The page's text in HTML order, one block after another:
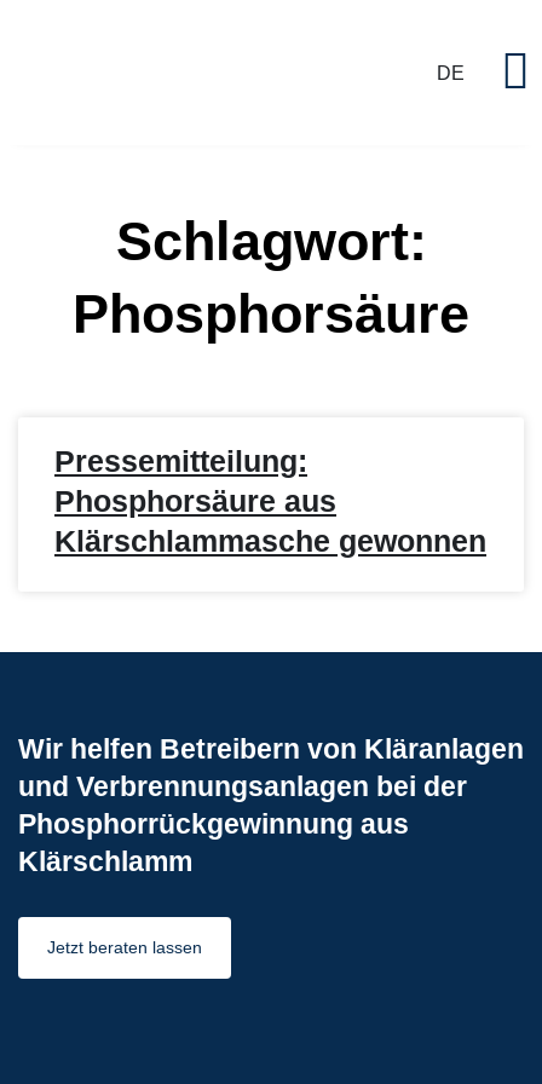
DE
Schlagwort:
Phosphorsäure
Pressemitteilung:
Phosphorsäure aus
Klärschlammasche gewonnen
Wir helfen Betreibern von Kläranlagen
und Verbrennungsanlagen bei der
Phosphorrückgewinnung aus
Klärschlamm
Jetzt beraten lassen